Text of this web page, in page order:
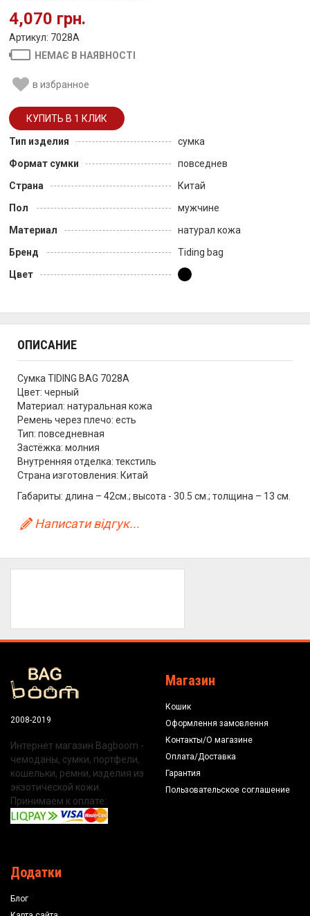
4,070 грн.
Артикул: 7028A
НЕМАЄ В НАЯВНОСТІ
в избранное
Тип изделия
сумка
Формат сумки
повседнев
Страна
Китай
Пол
мужчине
Материал
натурал кожа
Бренд
Tiding bag
Цвет
ОПИСАНИЕ
Сумка TIDING BAG 7028A
Цвет: черный
Материал: натуральная кожа
Ремень через плечо: есть
Тип: повседневная
Застёжка: молния
Внутренняя отделка: текстиль
Страна изготовления: Китай
Габариты: длина – 42см.; высота - 30.5 см.; толщина – 13 см.
Написати відгук...
2008-2019
Интернет магазин Bagboom -
чемоданы, сумки, портфели,
кошельки, ремни, изделия из
экзотической кожи.
Принимаем к оплате:
Магазин
Кошик
Оформлення замовлення
Контакты/О магазине
Оплата/Доставка
Гарантия
Пользовательское соглашение
Додатки
Блог